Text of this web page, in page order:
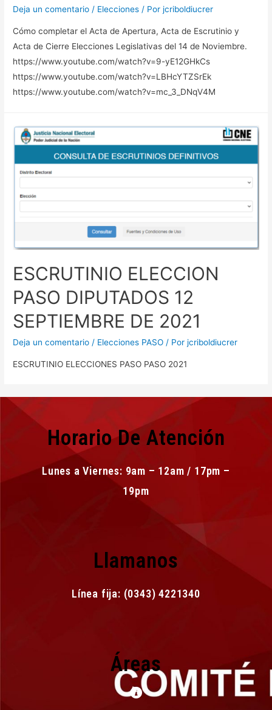
Deja un comentario / Elecciones / Porjcriboldiucrer
Cómo completar el Acta de Apertura, Acta de Escrutinio y
Acta de Cierre Elecciones Legislativas del 14 de Noviembre.
https://www.youtube.com/watch?v=9-yE12GHkCs
https://www.youtube.com/watch?v=LBHcYTZSrEk
https://www.youtube.com/watch?v=mc_3_DNqV4M
ESCRUTINIO ELECCION
PASO DIPUTADOS 12
SEPTIEMBRE DE 2021
Deja un comentario / Elecciones PASO / Porjcriboldiucrer
ESCRUTINIO ELECCIONES PASO PASO 2021
Horario De Atención
Lunes a Viernes: 9am – 12am / 17pm –
19pm
Llamanos
Línea fija: (0343) 4221340
Áreas